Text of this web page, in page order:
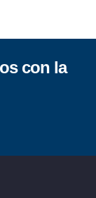
con la